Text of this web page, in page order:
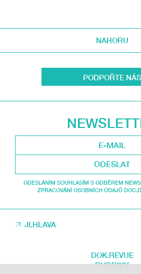
NAHORU
PODPOŘTE NÁS
ODESLAT
ODESLÁNÍM SOUHLASÍM S ODBĚREM
ZPRACOVÁNÍ OSOBNÍCH ÚDAJŮ
JI.HLAVA
DOK.REVUE
RUBRIKY